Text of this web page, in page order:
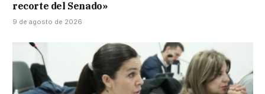
recorte del Senado»
9 de agosto de 2026